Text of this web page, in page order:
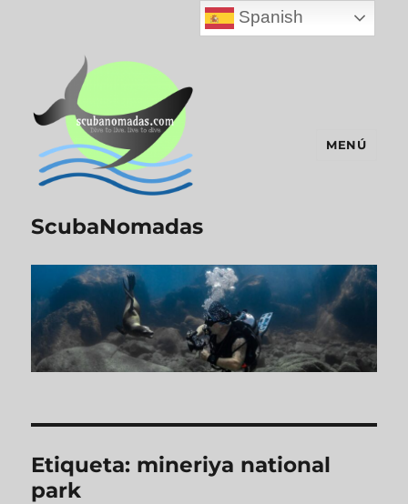
ScubaNomadas
MENÚ
Etiqueta: mineriya national
park
Spanish